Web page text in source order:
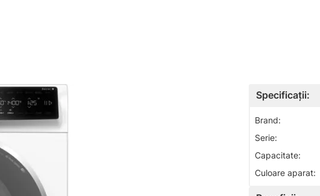
Specificații:
Brand:
Serie:
Capacitate:
Culoare aparat: